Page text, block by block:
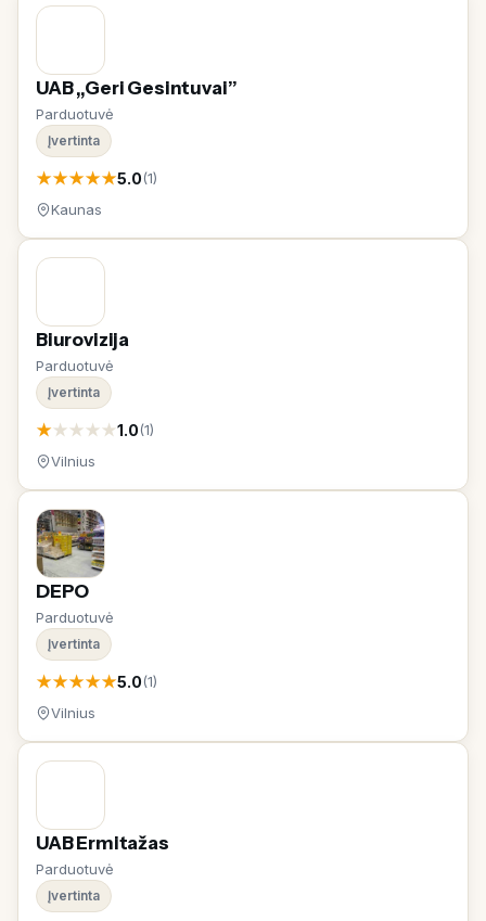
UAB „Geri Gesintuvai”
Parduotuvė
Įvertinta
★★★★★5.0(1)
Kaunas
Biurovizija
Parduotuvė
Įvertinta
★★★★★1.0(1)
Vilnius
DEPO
Parduotuvė
Įvertinta
★★★★★5.0(1)
Vilnius
UAB Ermitažas
Parduotuvė
Įvertinta